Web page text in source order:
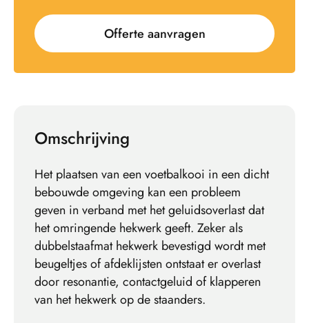
Offerte aanvragen
Omschrijving
Het plaatsen van een voetbalkooi in een dicht
bebouwde omgeving kan een probleem
geven in verband met het geluidsoverlast dat
het omringende hekwerk geeft. Zeker als
dubbelstaafmat hekwerk bevestigd wordt met
beugeltjes of afdeklijsten ontstaat er overlast
door resonantie, contactgeluid of klapperen
van het hekwerk op de staanders.